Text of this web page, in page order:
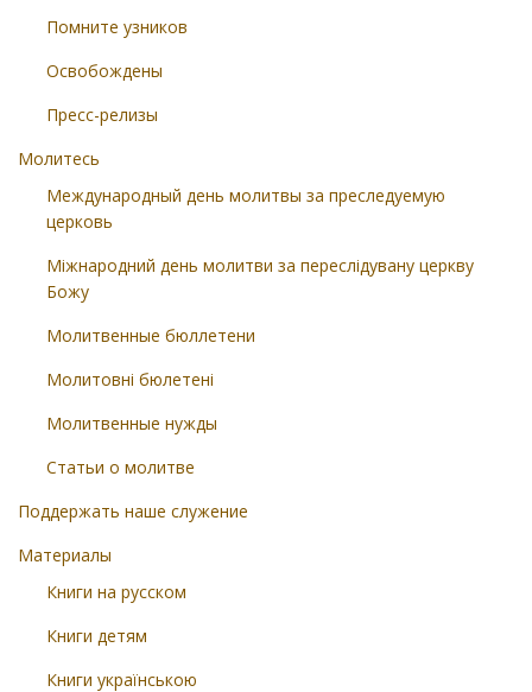
Помните узников
Освобождены
Пресс-релизы
Молитесь
Международный день молитвы за преследуемую
церковь
Міжнародний день молитви за переслідувану церкву
Божу
Молитвенные бюллетени
Молитовні бюлетені
Молитвенные нужды
Статьи о молитве
Поддержать наше служение
Материалы
Книги на русском
Книги детям
Книги українською